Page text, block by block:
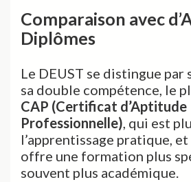
Comparaison avec
Diplômes
Le DEUST se distingue
sa double compétence, le
CAP (Certificat d’Aptitude
Professionnelle), qui est
l’apprentissage pratique, et
offre une formation plus
souvent plus académique.